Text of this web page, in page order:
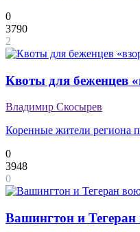
0
3790
2
Квоты для беженцев
Владимир Скосырев
Коренные жители региона
0
3948
0
Вашингтон и